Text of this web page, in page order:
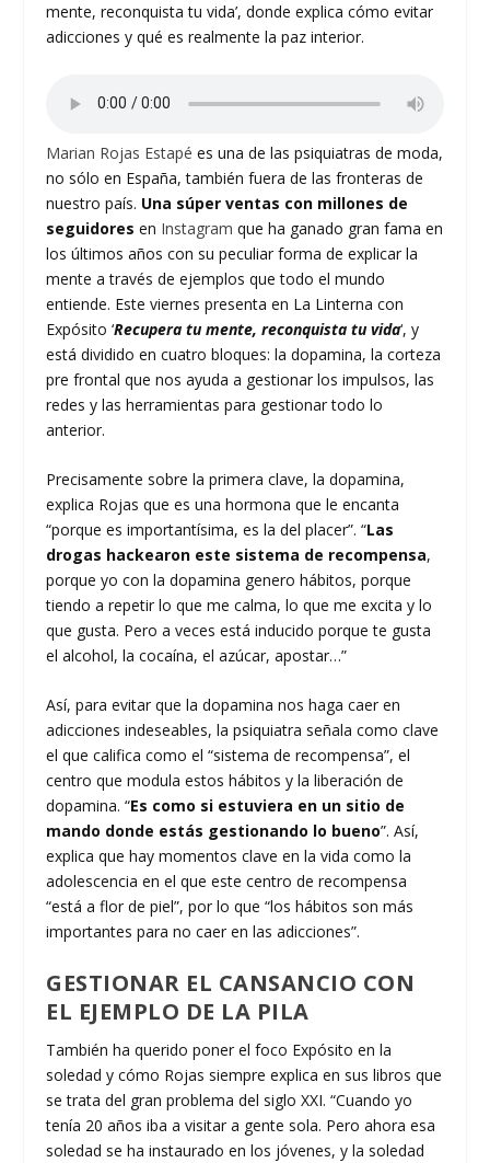
mente, reconquista tu vida’, donde explica cómo evitar
adicciones y qué es realmente la paz interior.
Marian Rojas Estapées una de las psiquiatras de moda,
no sólo en España, también fuera de las fronteras de
nuestro país. Una súper ventas con millones de
seguidoresen Instagramque ha ganado gran fama en
los últimos años con su peculiar forma de explicar la
mente a través de ejemplos que todo el mundo
entiende. Este viernes presenta en La Linterna con
Expósito ‘Recupera tu mente, reconquista tu vida‘, y
está dividido en cuatro bloques: la dopamina, la corteza
pre frontal que nos ayuda a gestionar los impulsos, las
redes y las herramientas para gestionar todo lo
anterior.
Precisamente sobre la primera clave, la dopamina,
explica Rojas que es una hormona que le encanta
“porque es importantísima, es la del placer”. “Las
drogas hackearon este sistema de recompensa,
porque yo con la dopamina genero hábitos, porque
tiendo a repetir lo que me calma, lo que me excita y lo
que gusta. Pero a veces está inducido porque te gusta
el alcohol, la cocaína, el azúcar, apostar…”
Así, para evitar que la dopamina nos haga caer en
adicciones indeseables, la psiquiatra señala como clave
el que califica como el “sistema de recompensa”, el
centro que modula estos hábitos y la liberación de
dopamina. “Es como si estuviera en un sitio de
mando donde estás gestionando lo bueno”. Así,
explica que hay momentos clave en la vida como la
adolescencia en el que este centro de recompensa
“está a flor de piel”, por lo que “los hábitos son más
importantes para no caer en las adicciones”.
GESTIONAR EL CANSANCIO CON
EL EJEMPLO DE LA PILA
También ha querido poner el foco Expósito en la
soledad y cómo Rojas siempre explica en sus libros que
se trata del gran problema del siglo XXI. “Cuando yo
tenía 20 años iba a visitar a gente sola. Pero ahora esa
soledad se ha instaurado en los jóvenes, y la soledad